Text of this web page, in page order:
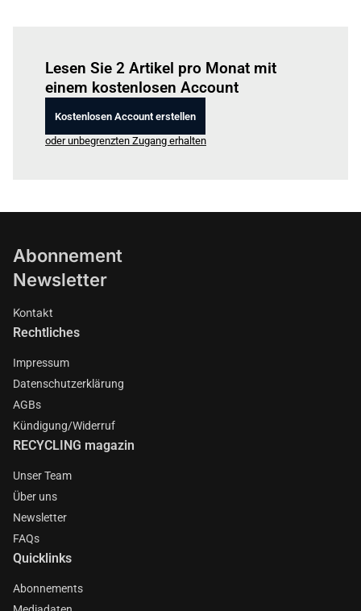
Lesen Sie 2 Artikel pro Monat mit
einem kostenlosen Account
Kostenlosen Account erstellen
oder unbegrenzten Zugang erhalten
Abonnement
Newsletter
Kontakt
Rechtliches
Impressum
Datenschutzerklärung
AGBs
Kündigung/Widerruf
RECYCLING magazin
Unser Team
Über uns
Newsletter
FAQs
Quicklinks
Abonnements